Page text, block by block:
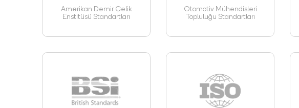
Amerikan Demir Çelik
Enstitüsü Standartları
Otomotiv Mühendisleri
Topluluğu Standartları